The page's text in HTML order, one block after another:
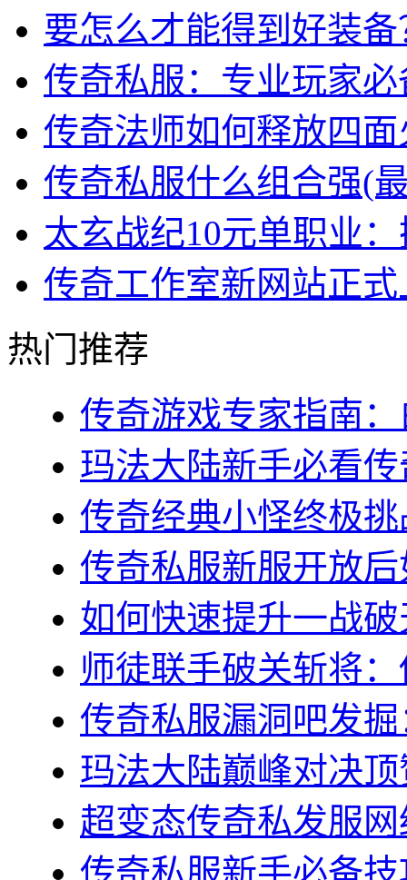
要怎么才能得到好装备
传奇私服：专业玩家
传奇法师如何释放四面
传奇私服什么组合强(
太玄战纪10元单职业
传奇工作室新网站正
热门推荐
传奇游戏专家指南
玛法大陆新手必看
传奇经典小怪终极
传奇私服新服开放
如何快速提升一战
师徒联手破关斩将
传奇私服漏洞吧发
玛法大陆巅峰对决
超变态传奇私发服